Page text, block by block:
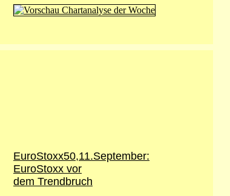
EuroStoxx50,11.September:
EuroStoxx vor
dem Trendbruch